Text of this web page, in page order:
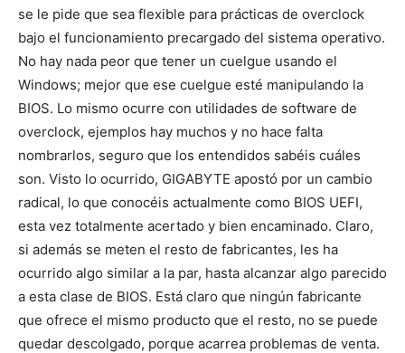
se le pide que sea flexible para prácticas de overclock
bajo el funcionamiento precargado del sistema operativo.
No hay nada peor que tener un cuelgue usando el
Windows; mejor que ese cuelgue esté manipulando la
BIOS. Lo mismo ocurre con utilidades de software de
overclock, ejemplos hay muchos y no hace falta
nombrarlos, seguro que los entendidos sabéis cuáles
son. Visto lo ocurrido, GIGABYTE apostó por un cambio
radical, lo que conocéis actualmente como BIOS UEFI,
esta vez totalmente acertado y bien encaminado. Claro,
si además se meten el resto de fabricantes, les ha
ocurrido algo similar a la par, hasta alcanzar algo parecido
a esta clase de BIOS. Está claro que ningún fabricante
que ofrece el mismo producto que el resto, no se puede
quedar descolgado, porque acarrea problemas de venta.